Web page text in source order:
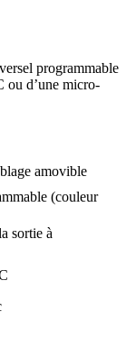
programmable
ou d’une micro-
amovible
(couleur
sortie à